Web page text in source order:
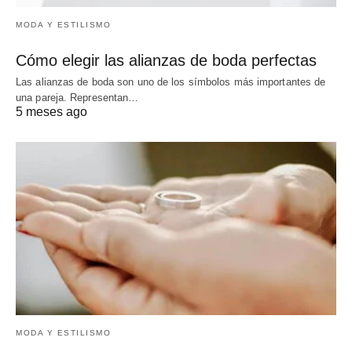
MODA Y ESTILISMO
Cómo elegir las alianzas de boda perfectas
Las alianzas de boda son uno de los símbolos más importantes de
una pareja. Representan…
5 meses ago
MODA Y ESTILISMO